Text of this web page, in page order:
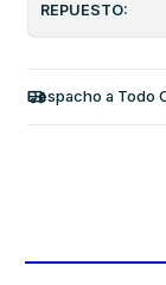
REPUESTO:
Despacho a Todo